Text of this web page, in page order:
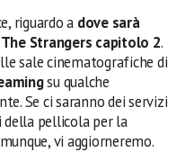
riguardo a dove sarà
The Strangers capitolo 2.
sale cinematografiche di
su qualche
Se ci saranno dei servizi
pellicola per la
vi aggiorneremo.